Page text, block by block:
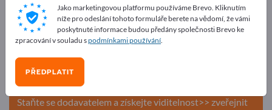
Inzerujte zdarma na Exportpages!
Potřeby – Nabídky – Použité zboží – Obchodní kontakty
>> začněte zde
Zveřejněte svou společnost a své
produkty na Exportpages.
Staňte se dodavatelem a získejte viditelnost>> zveřejnit
Jako marketingovou platformu používáme Brevo. Kliknutím
níže pro odeslání tohoto formuláře berete na vědomí, že vámi
poskytnuté informace budou předány společnosti Brevo ke
zpracování v souladu spodmínkami používání.
PŘEDPLATIT